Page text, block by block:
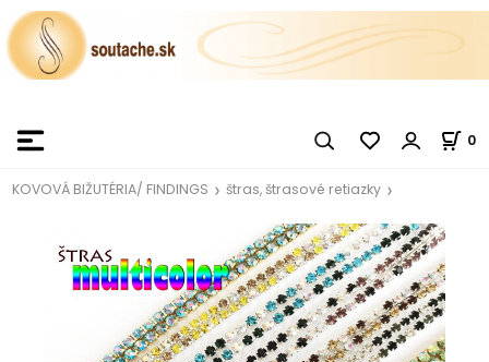
0
KOVOVÁ BIŽUTÉRIA/ FINDINGS štras, štrasové retiazky